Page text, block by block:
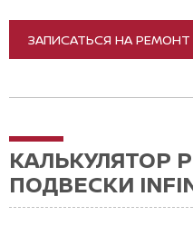
ЗАПИСАТЬСЯ НА
КАЛЬКУЛЯТОР
ПОДВЕСКИ